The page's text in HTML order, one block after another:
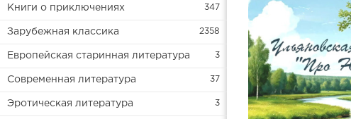
Книги о приключениях 347
Зарубежная классика 2358
Европейская старинная литература 3
Современная литература 37
Эротическая литература 3